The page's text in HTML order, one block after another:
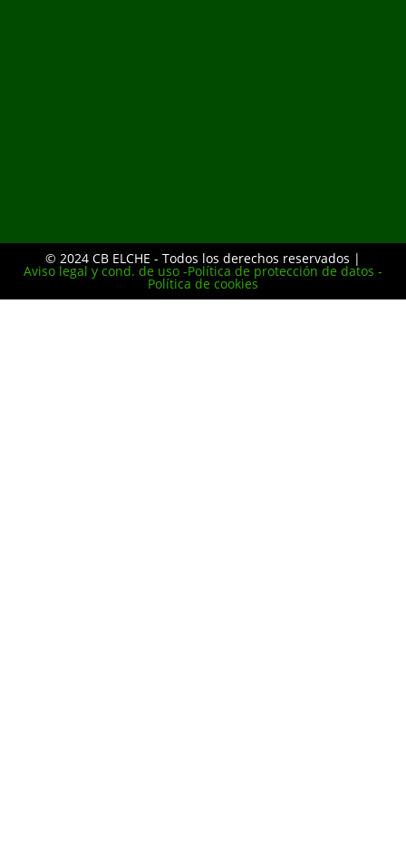
© 2024 CB ELCHE - Todos los derechos reservados |
Aviso legal y cond. de uso -Política de protección de datos -
Política de cookies